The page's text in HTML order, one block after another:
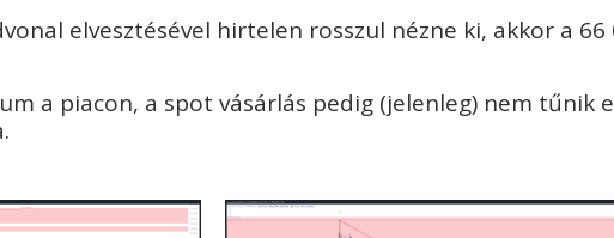
elvesztésével hirtelen rosszul nézne ki, akkor a 66
a piacon, a spot vásárlás pedig (jelenleg) nem tűnik